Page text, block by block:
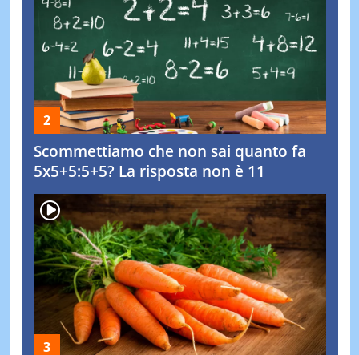
Scommettiamo che non sai quanto fa
5x5+5:5+5? La risposta non è 11